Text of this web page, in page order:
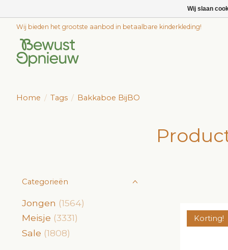
Wij bieden het grootste aanbod in betaalbare kinderkleding!
Home / Tags / Bakkaboe BijBO
Categorieën
Jongen (1564)
Meisje (3331)
Sale (1808)
Korting!
Wij slaan